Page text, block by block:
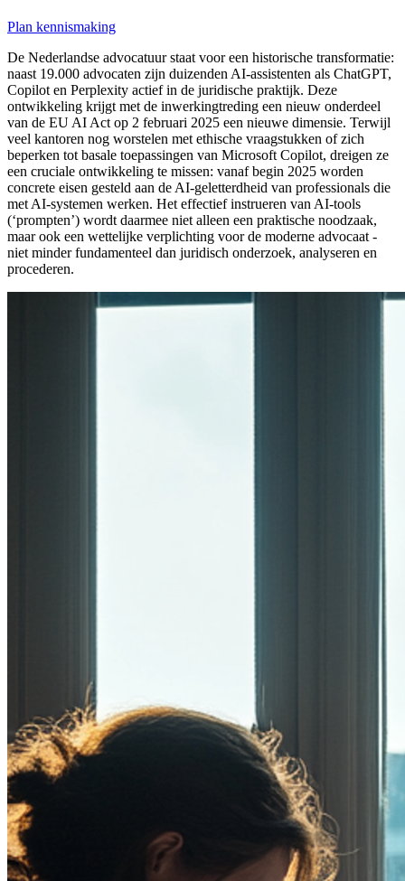
Plan kennismaking
De Nederlandse advocatuur staat voor een historische transformatie:
naast 19.000 advocaten zijn duizenden AI-assistenten als ChatGPT,
Copilot en Perplexity actief in de juridische praktijk. Deze
ontwikkeling krijgt met de inwerkingtreding een nieuw onderdeel
van de EU AI Act op 2 februari 2025 een nieuwe dimensie. Terwijl
veel kantoren nog worstelen met ethische vraagstukken of zich
beperken tot basale toepassingen van Microsoft Copilot, dreigen ze
een cruciale ontwikkeling te missen: vanaf begin 2025 worden
concrete eisen gesteld aan de AI-geletterdheid van professionals die
met AI-systemen werken. Het effectief instrueren van AI-tools
(‘prompten’) wordt daarmee niet alleen een praktische noodzaak,
maar ook een wettelijke verplichting voor de moderne advocaat -
niet minder fundamenteel dan juridisch onderzoek, analyseren en
procederen.